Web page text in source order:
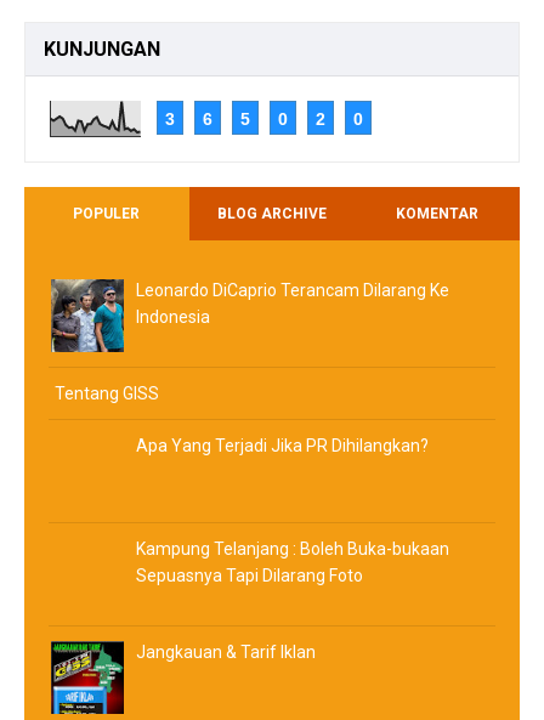
KUNJUNGAN
3 6 5 0 2 0
POPULER BLOG ARCHIVE KOMENTAR
Leonardo DiCaprio Terancam Dilarang Ke
Indonesia
Tentang GISS
Apa Yang Terjadi Jika PR Dihilangkan?
Kampung Telanjang : Boleh Buka-bukaan
Sepuasnya Tapi Dilarang Foto
Jangkauan & Tarif Iklan